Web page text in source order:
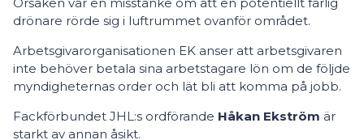
drönare rörde sig i luftrummet ovanför området.
Arbetsgivarorganisationen EK anser att arbetsgivaren
inte behöver betala sina arbetstagare lön om de följde
myndigheternas order och lät bli att komma på jobb.
Fackförbundet JHL:s ordförande Håkan Ekström är
starkt av annan åsikt.